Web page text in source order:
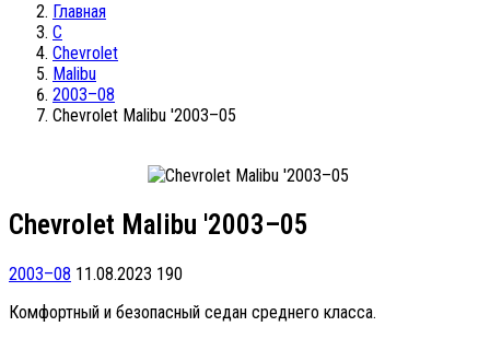
Главная
C
Chevrolet
Malibu
2003–08
Chevrolet Malibu '2003–05
Chevrolet Malibu '2003–05
2003–08 11.08.2023 190
Комфортный и безопасный седан среднего класса.